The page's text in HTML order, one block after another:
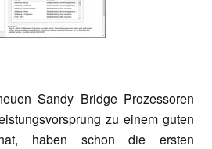
Sandy Bridge Prozessoren
zu einem guten
haben schon die ersten